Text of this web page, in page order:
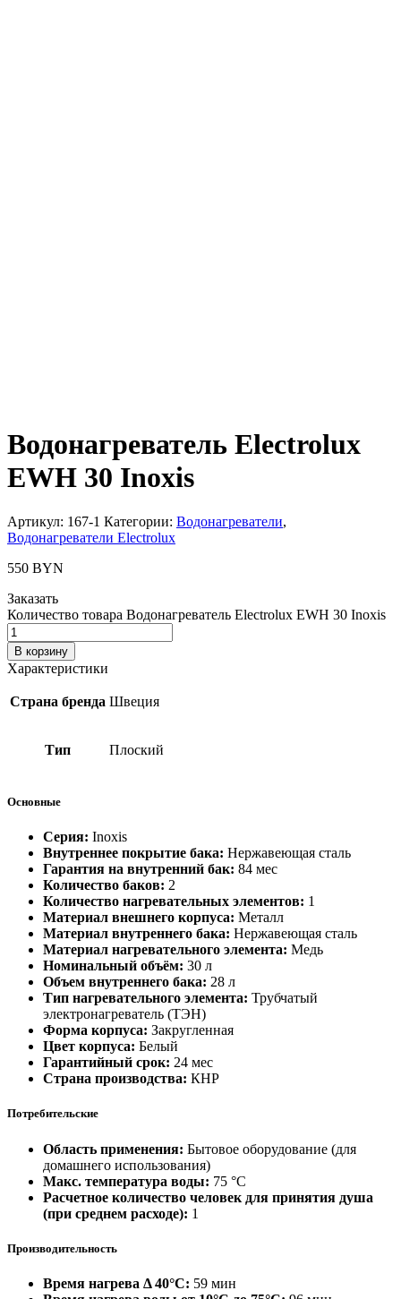
Водонагреватель Electrolux
EWH 30 Inoxis
Артикул: 167-1 Категории: Водонагреватели,
Водонагреватели Electrolux
550 BYN
Заказать
Количество товара Водонагреватель Electrolux EWH 30 Inoxis
В корзину
Характеристики
Страна бренда Швеция
Тип Плоский
Основные
Серия: Inoxis
Внутреннее покрытие бака: Нержавеющая сталь
Гарантия на внутренний бак: 84 мес
Количество баков: 2
Количество нагревательных элементов: 1
Материал внешнего корпуса: Металл
Материал внутреннего бака: Нержавеющая сталь
Материал нагревательного элемента: Медь
Номинальный объём: 30 л
Объем внутреннего бака: 28 л
Тип нагревательного элемента: Трубчатый
электронагреватель (ТЭН)
Форма корпуса: Закругленная
Цвет корпуса: Белый
Гарантийный срок: 24 мес
Страна производства: КНР
Потребительские
Область применения: Бытовое оборудование (для
домашнего использования)
Макс. температура воды: 75 °С
Расчетное количество человек для принятия душа
(при среднем расходе): 1
Производительность
Время нагрева Δ 40°С: 59 мин